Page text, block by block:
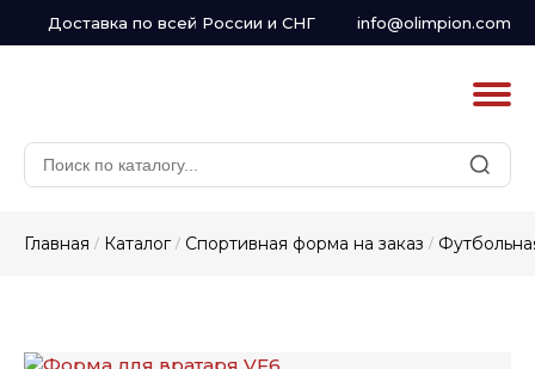
Доставка по всей России и СНГ info@olimpion.com
Главная / Каталог / Спортивная форма на заказ /